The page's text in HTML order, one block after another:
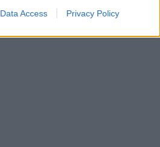
Data Access Privacy Policy